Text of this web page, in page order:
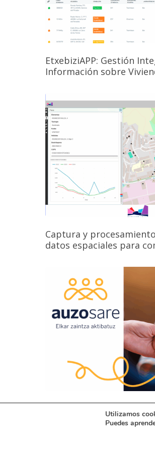
EtxebiziAPP: Gestión
Información sobre
Captura y
datos espaciales para
Detección de
situaciones de soledad
Utilizamos
Puedes